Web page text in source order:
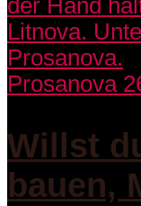
Prosanova
Willst
bauen,